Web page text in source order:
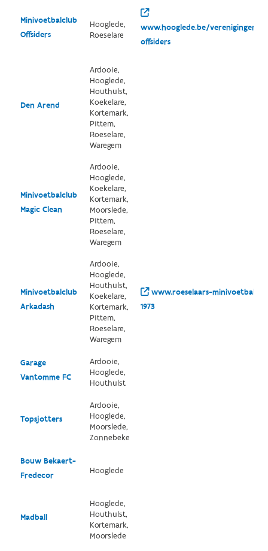
Minivoetbalclub
Offsiders
Hooglede,
Roeselare
www.hooglede.be/verenigingen/
offsiders
Den Arend
Ardooie,
Hooglede,
Houthulst,
Koekelare,
Kortemark,
Pittem,
Roeselare,
Waregem
Minivoetbalclub
Magic Clean
Ardooie,
Hooglede,
Koekelare,
Kortemark,
Moorslede,
Pittem,
Roeselare,
Waregem
Minivoetbalclub
Arkadash
Ardooie,
Hooglede,
Houthulst,
Koekelare,
Kortemark,
Pittem,
Roeselare,
Waregem
www.roeselaars-
1973
Garage
Vantomme FC
Ardooie,
Hooglede,
Houthulst
Topsjotters
Ardooie,
Hooglede,
Moorslede,
Zonnebeke
Bouw Bekaert-
Fredecor
Hooglede
Madball
Hooglede,
Houthulst,
Kortemark,
Moorslede